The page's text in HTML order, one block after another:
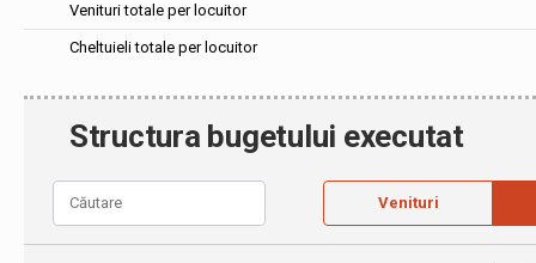
Venituri totale per locuitor
Cheltuieli totale per locuitor
Structura bugetului executat